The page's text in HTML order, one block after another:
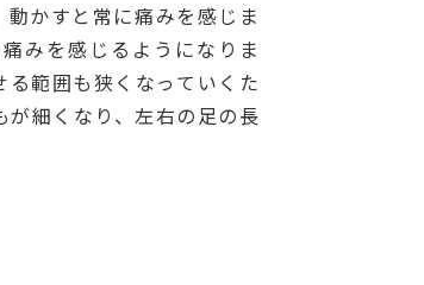
かすと常に痛みを感じま
みを感じるようになりま
範囲も狭くなっていくた
細くなり、左右の足の長